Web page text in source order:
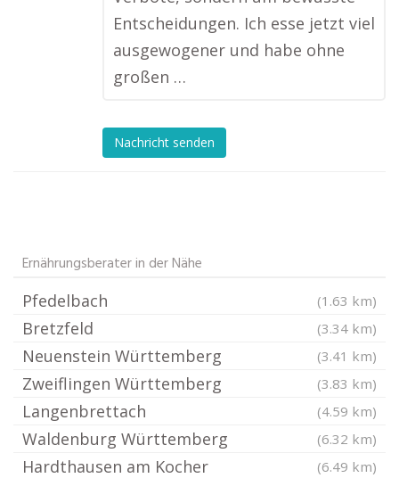
Entscheidungen. Ich esse jetzt viel
ausgewogener und habe ohne
großen …
Nachricht senden
Ernährungsberater in der Nähe
Pfedelbach (1.63 km)
Bretzfeld (3.34 km)
Neuenstein Württemberg (3.41 km)
Zweiflingen Württemberg (3.83 km)
Langenbrettach (4.59 km)
Waldenburg Württemberg (6.32 km)
Hardthausen am Kocher (6.49 km)